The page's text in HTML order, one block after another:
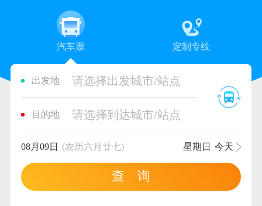
汽车票 定制专线
出发地 请选择出发城市/站点
目的地 请选择到达城市/站点
08月09日 (农历六月廿七) 星期日 今天
查 询